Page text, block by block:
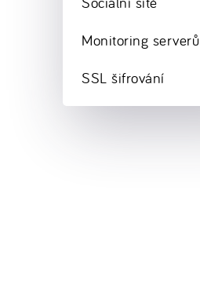
Monitoring serverů
SSL šifrování